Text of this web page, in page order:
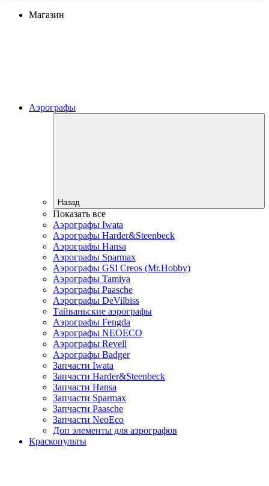
Магазин
Аэрографы
Назад
Показать все
Аэрографы Iwata
Аэрографы Harder&Steenbeck
Аэрографы Hansa
Аэрографы Sparmax
Аэрографы GSI Creos (Mr.Hobby)
Аэрографы Tamiya
Аэрографы Paasche
Аэрографы DeVilbiss
Тайваньские аэрографы
Аэрографы Fengda
Аэрографы NEOECO
Аэрографы Revell
Аэрографы Badger
Запчасти Iwata
Запчасти Harder&Steenbeck
Запчасти Hansa
Запчасти Sparmax
Запчасти Paasche
Запчасти NeoEco
Доп элементы для аэрографов
Краскопульты